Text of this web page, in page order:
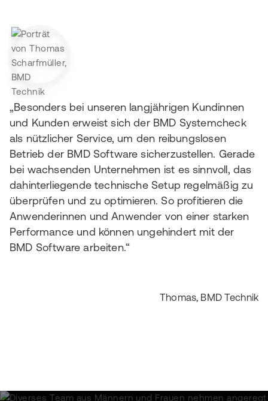
„Besonders bei unseren langjährigen Kundinnen
und Kunden erweist sich der BMD Systemcheck
als nützlicher Service, um den reibungslosen
Betrieb der BMD Software sicherzustellen. Gerade
bei wachsenden Unternehmen ist es sinnvoll, das
dahinterliegende technische Setup regelmäßig zu
überprüfen und zu optimieren. So profitieren die
Anwenderinnen und Anwender von einer starken
Performance und können ungehindert mit der
BMD Software arbeiten.“
Thomas, BMD Technik